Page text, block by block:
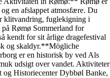
en afslappet atmosfære. Du
klitvandring, fuglekigning i
Rømø Sommerland for
kendt for sit årlige dragefestival
og skaldyr.**Mögliche
er en historisk by ved Als
udsigt over vandet. Aktiviteter
og Historiecenter Dybbøl Banke,